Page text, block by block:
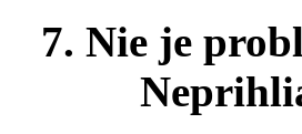
7. Nie je